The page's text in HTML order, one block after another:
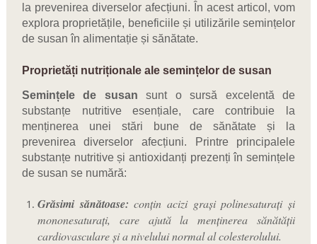
la prevenirea diverselor afecțiuni. În acest articol, vom
explora proprietățile, beneficiile și utilizările semințelor
de susan în alimentație și sănătate.
Proprietăți nutriționale ale semințelor de susan
Semințele de susan sunt o sursă excelentă de
substanțe nutritive esențiale, care contribuie la
menținerea unei stări bune de sănătate și la
prevenirea diverselor afecțiuni. Printre principalele
substanțe nutritive și antioxidanți prezenți în semințele
de susan se numără:
Grăsimi sănătoase: conțin acizi grași polinesaturați și
mononesaturați, care ajută la menținerea sănătății
cardiovasculare și a nivelului normal al colesterolului.